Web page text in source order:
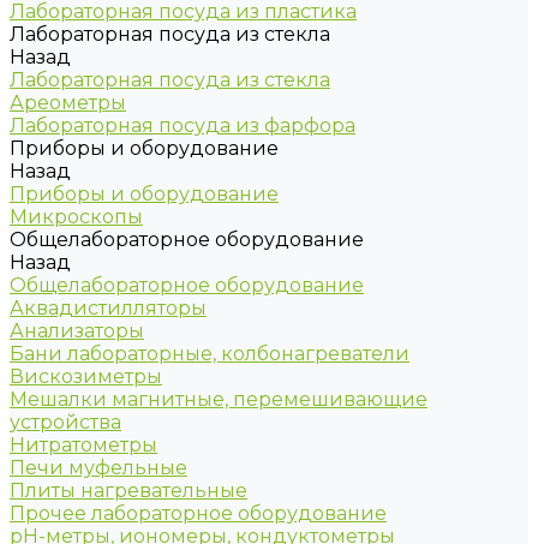
Лабораторная посуда из пластика
Лабораторная посуда из стекла
Назад
Лабораторная посуда из стекла
Ареометры
Лабораторная посуда из фарфора
Приборы и оборудование
Назад
Приборы и оборудование
Микроскопы
Общелабораторное оборудование
Назад
Общелабораторное оборудование
Аквадистилляторы
Анализаторы
Бани лабораторные, колбонагреватели
Вискозиметры
Мешалки магнитные, перемешивающие
устройства
Нитратометры
Печи муфельные
Плиты нагревательные
Прочее лабораторное оборудование
рН-метры, иономеры, кондуктометры